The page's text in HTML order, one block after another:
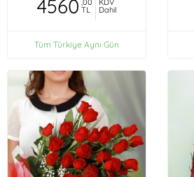
4560 ,00
TL
KDV
Dahil
Tüm Türkiye Aynı Gün